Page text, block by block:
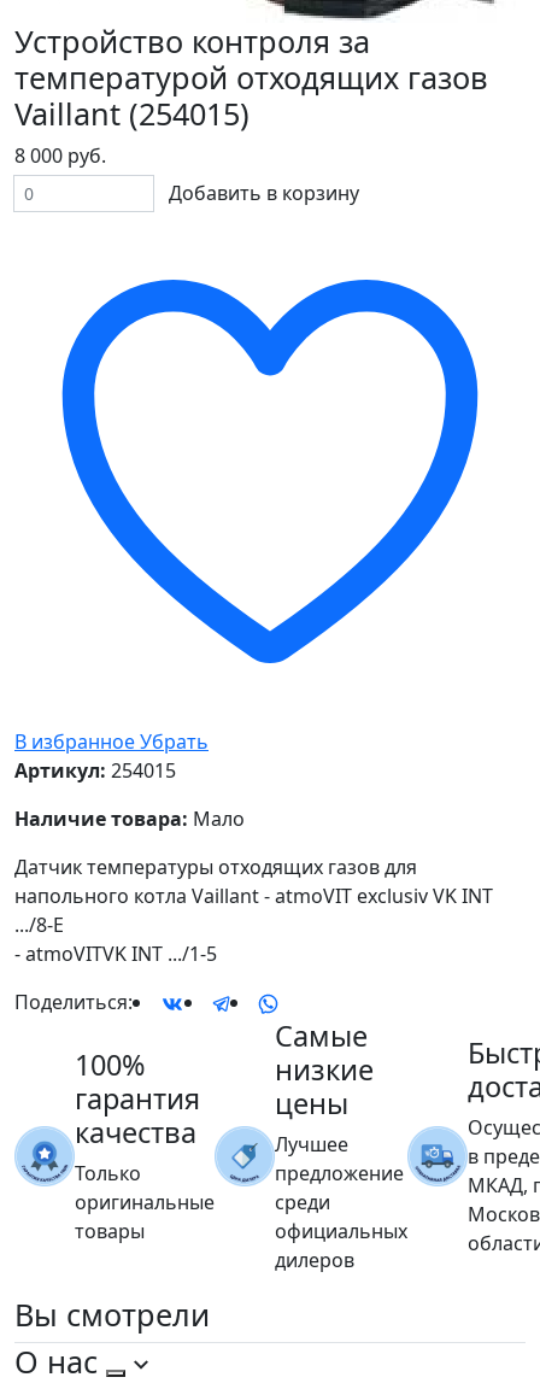
Устройство контроля за
температурой отходящих газов
Vaillant (254015)
8 000 руб.
Добавить в корзину
В избранноеУбрать
Артикул: 254015
Наличие товара: Мало
Датчик температуры отходящих газов для
напольного котла Vaillant - atmoVIT exclusiv VK INT
.../8-E
- atmoVITVK INT .../1-5
Поделиться:
100%
гарантия
качества
Только
оригинальные
товары
Самые
низкие
цены
Лучшее
предложение
среди
официальных
дилеров
в
МКАД,
Вы смотрели
О нас